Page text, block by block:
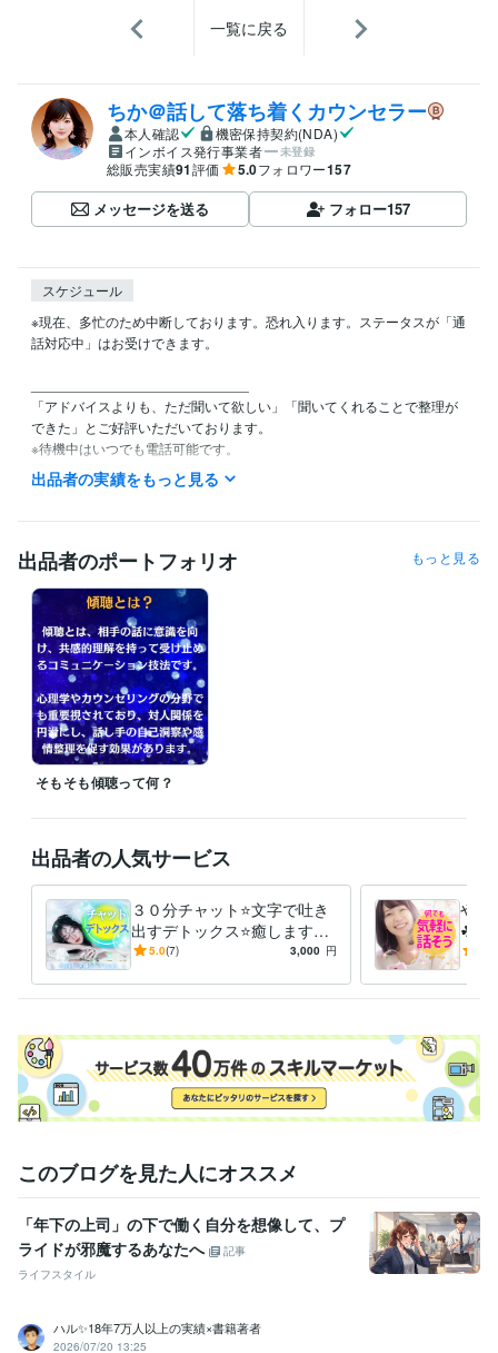
一覧に戻る
ちか＠話して落ち着くカウンセラー
本人確認
機密保持契約(NDA)
インボイス発行事業者
未登録
総販売実績91評価 5.0フォロワー157
メッセージを送る フォロー157
スケジュール
※現在、多忙のため中断しております。恐れ入ります。ステータスが「通
話対応中」はお受けできます。
「アドバイスよりも、ただ聞いて欲しい」「聞いてくれることで整理が
できた」とご好評いただいております。
※待機中はいつでも電話可能です。
お勧め：即レスチャット「電話と同様、レスポンスが早いのでホッとす
https://coconala.com/services/3623541
❖・・
カウンセラーとして従事しているため
ご希望に添えない時間帯があります。
❖・・
ご相談されたい要点を先にお伝えされてもOKです！
お気軽に何でもご質問くださいね。
【大切にしていること】
・傾聴を重視しています。
(୨୧•͈ᴗ•͈)◞ᵗʱᵃᵑᵏઽ
■━━━━━━━━━━□
┃ココナラ未登録の方へ┃
□━━━━━━━━━━■
以下リンクよりご登録いただくとココナラより1000ポイント付与されま
す。
https://coconala.com/invite/F8CSJV
招待コード：F8CSJV
経験職種
営業 / 海外営業 経験年数 : 8年
ライフスタイル・その他 / キャリア・資格アドバイザー
年
職歴
傾聴カウンセラーになるまでの道① 2013年2月 ~ 現在
傾聴カウンセラーになるまでの道② 2021年2月 ~ 現在
産業カウンセラーと出会わなかったら今の私はいない奇跡の合格
家資格キャリコン試験官が傾聴力を高く評価して下さり一発合格
出品者の実績をもっと見る
出品者のポートフォリオ もっと見る
そもそも傾聴って何？
出品者の人気サービス
３０分チャット⭐文字で吐き
出すデトックス⭐癒します
【チャット】デトックス⭐あ
る体験を
5.0(7) 3,000 円
やさ
☘電
も㊙
このブログを見た人にオススメ
「年下の上司」の下で働く自分を想像して、プ
ライドが邪魔するあなたへ
記事
ライフスタイル
ハル✨18年7万人以上の実績×書籍著者
2026/07/20 13:25